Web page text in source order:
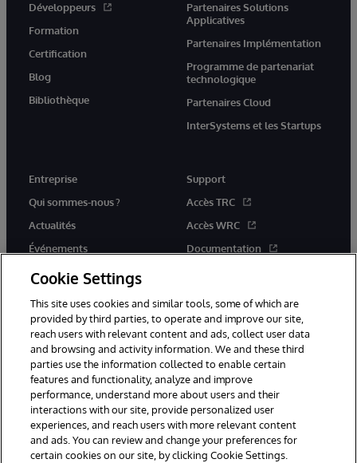
Développeurs
Formation
Certification
Blog
Bibliothèque
Partenaires Solutions
Applicatives
Partenaires Implémentation
Programme de partenariat
technologique
Partenaires Cloud
InterSystems et les Startups
Entreprise
Qui sommes-nous ?
Actualités
Événements
Rejoignez-nous
Support
Accès TRC
Accès WRC
Documentation
© 1996-2026 InterSystems Corporation, Boston, MA. Tous droits
réservés.
Mentions légales
Déclaration de confidentialité d'InterSystems Corporation
Accessibilité
Cookie Settings
This site uses cookies and similar tools, some of which are
provided by third parties, to operate and improve our site,
reach users with relevant content and ads, collect user data
and browsing and activity information. We and these third
parties use the information collected to enable certain
features and functionality, analyze and improve
performance, understand more about users and their
interactions with our site, provide personalized user
experiences, and reach users with more relevant content
and ads. You can review and change your preferences for
certain cookies on our site, by clicking Cookie Settings.